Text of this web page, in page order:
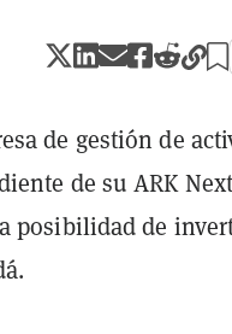
de gestión de
de su ARK
posibilidad de